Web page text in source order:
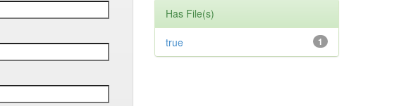
Has File(s)
1
true